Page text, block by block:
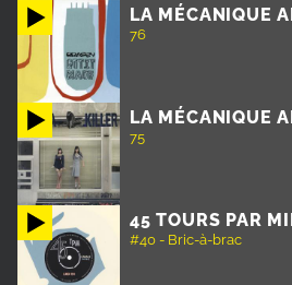
LA MÉCANIQUE
76
LA MÉCANIQUE
75
45 TOURS PAR
#40 - Bric-à-brac